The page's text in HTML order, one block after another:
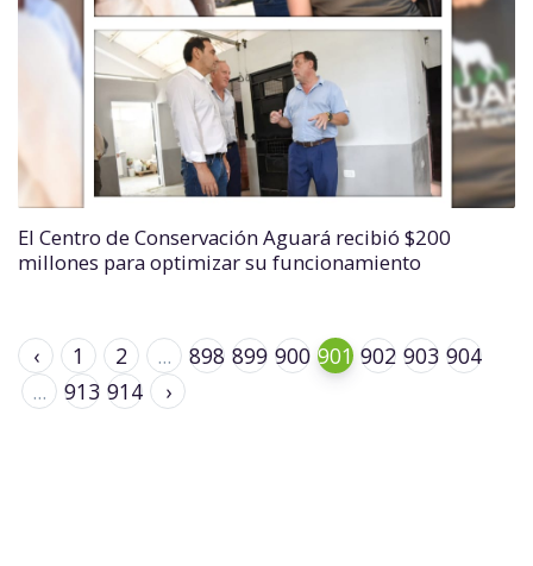
El Centro de Conservación Aguará recibió $200
millones para optimizar su funcionamiento
‹ 1 2 ... 898 899 900 901 902 903 904
...
913 914 ›